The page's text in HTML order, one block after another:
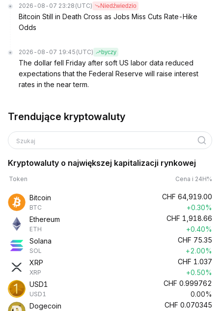
2026-08-07 23:28 (UTC) Niedźwiedzio
Bitcoin Still in Death Cross as Jobs Miss Cuts Rate-Hike
Odds
2026-08-07 19:45 (UTC) byczy
The dollar fell Friday after soft US labor data reduced
expectations that the Federal Reserve will raise interest
rates in the near term.
Trendujące kryptowaluty
Szukaj
Kryptowaluty o największej kapitalizacji rynkowej
Token Cena i 24H%
Bitcoin
BTC
CHF 64,919.00
+0.30%
Ethereum
ETH
CHF 1,918.66
+0.40%
Solana
SOL
CHF 75.35
+2.00%
XRP
XRP
CHF 1.037
+0.50%
USD1
USD1
CHF 0.999762
0.00%
Dogecoin
CHF 0.070345